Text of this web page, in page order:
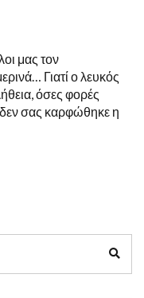
μας τον
Γιατί ο λευκός
όσες φορές
σας καρφώθηκε η